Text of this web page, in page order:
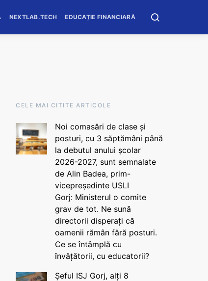
NEXTLAB.TECH EDUCAȚIE FINANCIARĂ
CELE MAI CITITE ARTICOLE
Noi comasări de clase și
posturi, cu 3 săptămâni până
la debutul anului școlar
2026-2027, sunt semnalate
de Alin Badea, prim-
vicepreședinte USLI
Gorj: Ministerul o comite
grav de tot. Ne sună
directorii disperați că
oamenii rămân fără posturi.
Ce se întâmplă cu
învățătorii, cu educatorii?
Șeful ISJ Gorj, alți 8